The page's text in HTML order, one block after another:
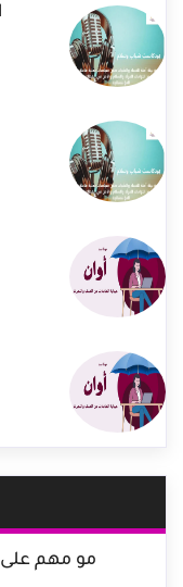
مو مهم على